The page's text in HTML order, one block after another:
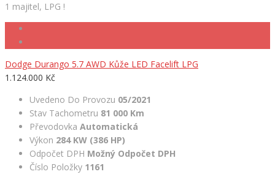
1 majitel, LPG !
Dodge Durango 5.7 AWD Kůže LED Facelift LPG
1.124.000 Kč
Uvedeno Do Provozu 05/2021
Stav Tachometru 81 000 Km
Převodovka Automatická
Výkon 284 KW (386 HP)
Odpočet DPH Možný Odpočet DPH
Číslo Položky 1161